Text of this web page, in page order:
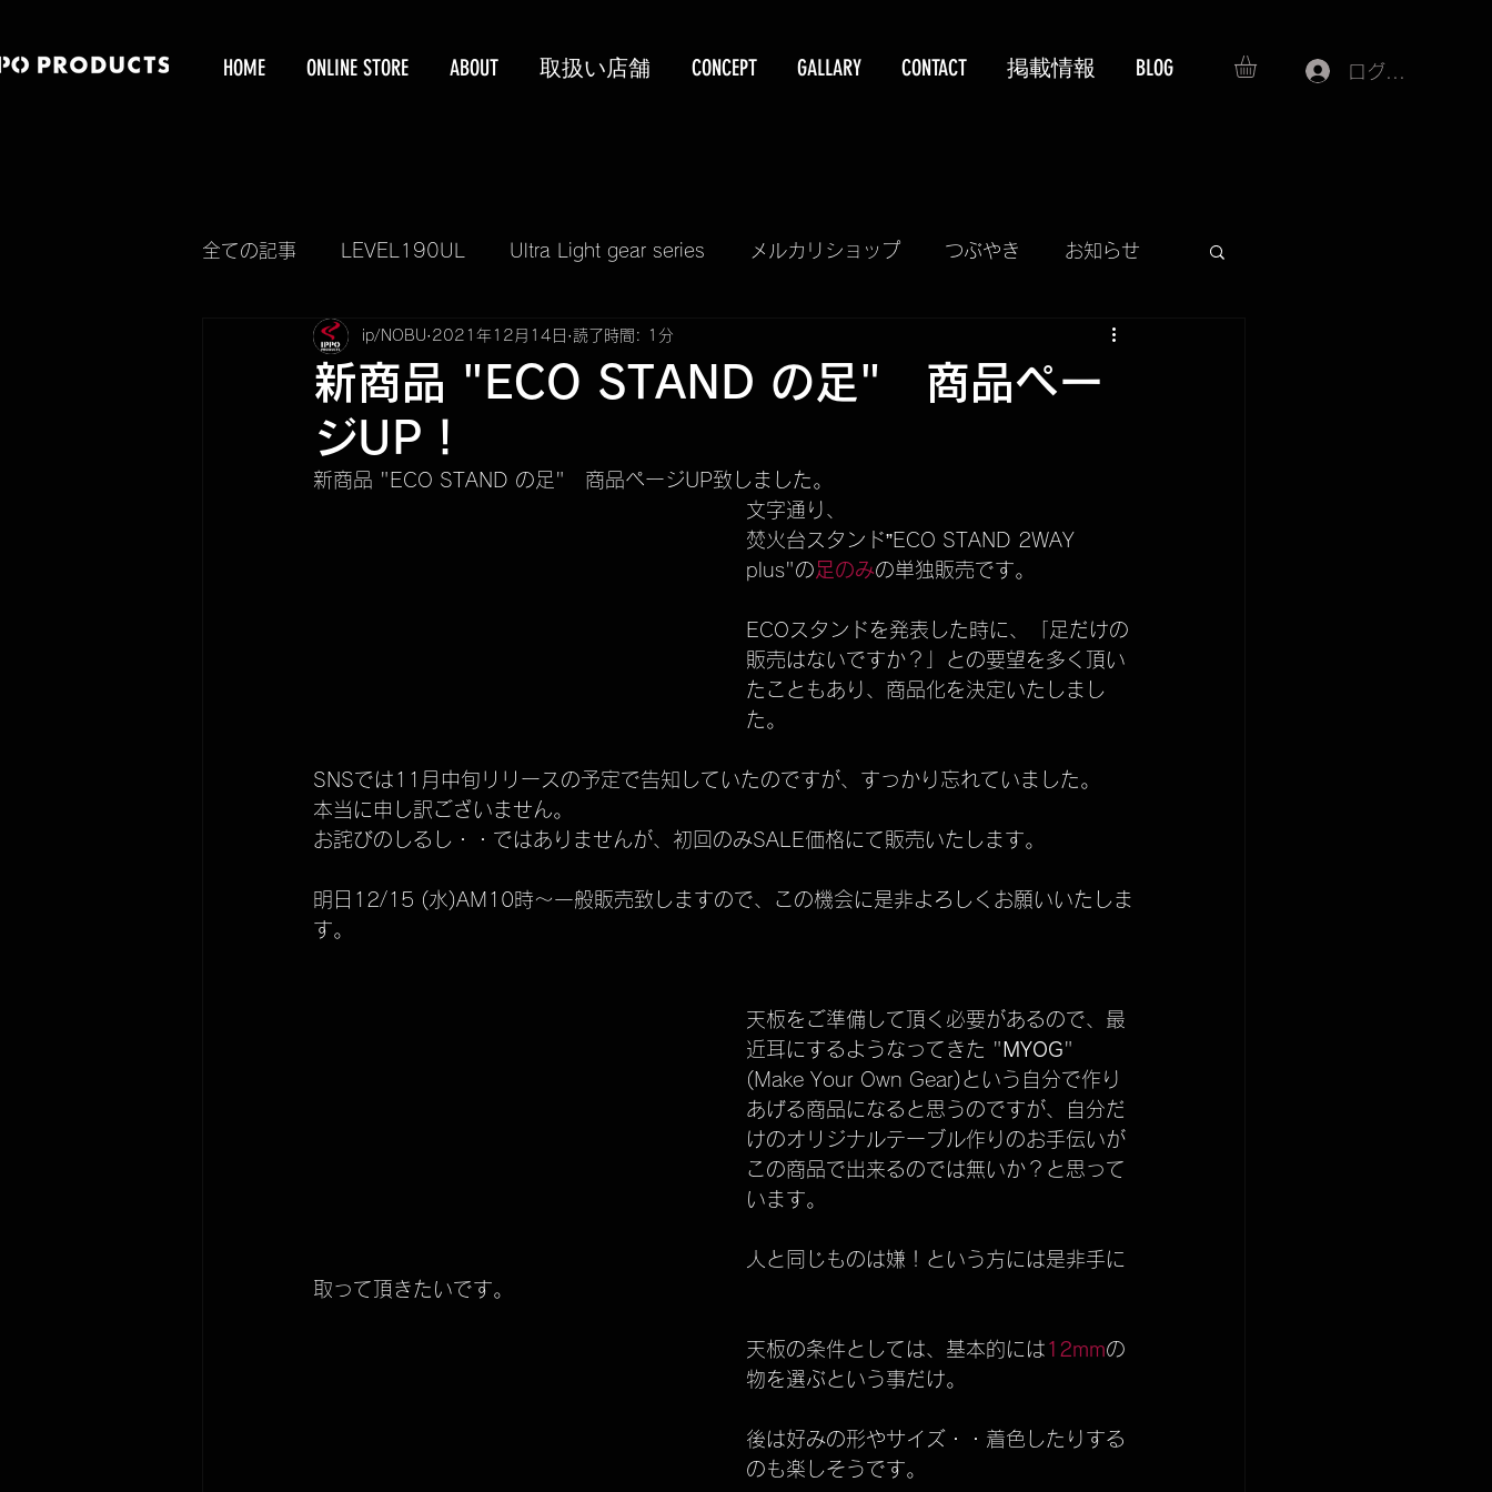
HOME ONLINE STORE ABOUT 取扱い店舗 CONCEPT GALLARY CONTACT 掲載情報 BLOG ログイン
全ての記事 LEVEL190UL Ultra Light gear series メルカリショップ つぶやき お知らせ
新製品情報 KUBEERU KUBEERU LV390
KUBEERU BOX IBUKI
進捗状況のお知らせ
新商品 "ECO STAND の足" 商品ペー
ジUP！
ip/NOBU 2021年12月14日 読了時間: 1分
新商品 "ECO STAND の足"　商品ページUP致しました。
文字通り、
焚火台スタンド”ECO STAND 2WAY
plus"の足のみの単独販売です。
ECOスタンドを発表した時に、「足だけの
販売はないですか？」との要望を多く頂い
たこともあり、商品化を決定いたしまし
た。
SNSでは11月中旬リリースの予定で告知していたのですが、すっかり忘れていました。
本当に申し訳ございません。
お詫びのしるし・・ではありませんが、初回のみSALE価格にて販売いたします。
明日12/15 (水)AM10時～一般販売致しますので、この機会に是非よろしくお願いいたしま
す。
天板をご準備して頂く必要があるので、最
近耳にするようなってきた " MYOG"
(Make Your Own Gear)という自分で作り
あげる商品になると思うのですが、自分だ
けのオリジナルテーブル作りのお手伝いが
この商品で出来るのでは無いか？と思って
います。
人と同じものは嫌！という方には是非手に
取って頂きたいです。
天板の条件としては、基本的には 12mmの
物を選ぶという事だけ。
後は好みの形やサイズ・・着色したりする
のも楽しそうです。